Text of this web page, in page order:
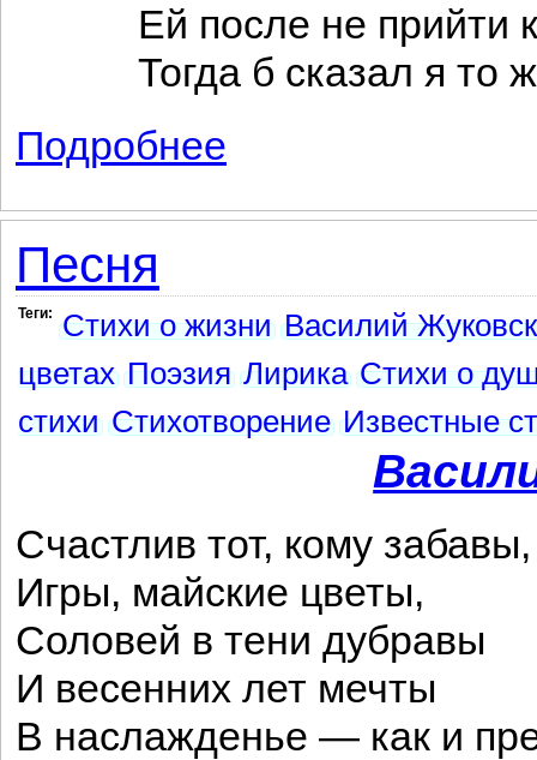
Ей после не прийти к
Тогда б сказал я то
Подробнее
Песня
Теги: Стихи о жизни Василий
цветах Поэзия Лирика Стихи о
стихи Стихотворение Известные
Счастлив тот, кому забавы,
Игры, майские цветы,
Соловей в тени дубравы
И весенних лет мечты
В наслажденье — как и